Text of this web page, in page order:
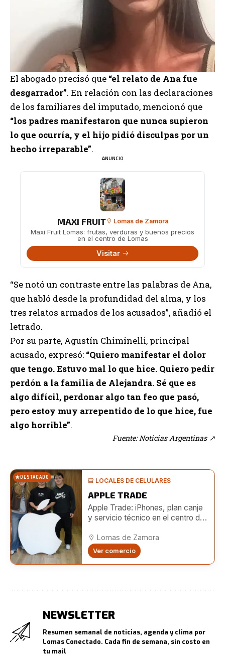
El abogado precisó que “el relato de Ana fue
desgarrador”. En relación con las declaraciones
de los familiares del imputado, mencionó que
“los padres manifestaron que nunca supieron
lo que ocurría, y el hijo pidió disculpas por un
hecho irreparable”.
ANUNCIO
MAXI FRUIT Lomas de Zamora
Maxi Fruit Lomas: frutas, verduras y buenos precios
en el centro de Lomas
Visitar
“Se notó un contraste entre las palabras de Ana,
que habló desde la profundidad del alma, y los
tres relatos armados de los acusados”, añadió el
letrado.
Por su parte, Agustín Chiminelli, principal
acusado, expresó: “Quiero manifestar el dolor
que tengo. Estuvo mal lo que hice. Quiero pedir
perdón a la familia de Alejandra. Sé que es
algo difícil, perdonar algo tan feo que pasó,
pero estoy muy arrepentido de lo que hice, fue
algo horrible”.
Fuente: Noticias Argentinas ↗
DESTACADO LOCALES DE CELULARES
APPLE TRADE
Apple Trade: iPhones, plan canje
y servicio técnico en el centro de
Lomas de Zamora
Ver comercio
NEWSLETTER
Resumen semanal de noticias, agenda y clima por
Lomas Conectado. Cada fin de semana, sin costo en
tu mail